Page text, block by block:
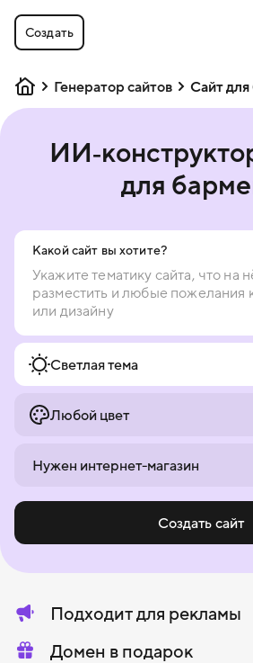
Создать
Генератор сайтов Сайт
для
Какой сайт вы хотите?
Светлая тема
Любой цвет
Нужен интернет-магазин
Создать сайт
Подходит для рекламы
Домен в подарок